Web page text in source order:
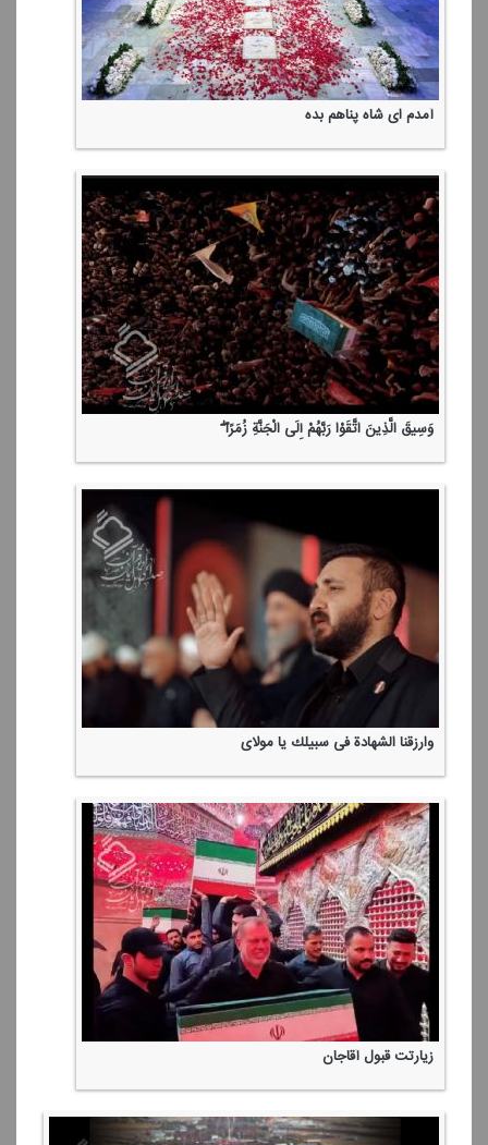
آمدم ای شاه پناهم بده
وَسِیقَ الَّذِینَ اتَّقَوْا رَبَّهُمْ إِلَی الْجَنَّةِ زُمَرًا ۖ
وارزقنا الشهادة فی سبیلك یا مولای
زیارتت قبول آقاجان